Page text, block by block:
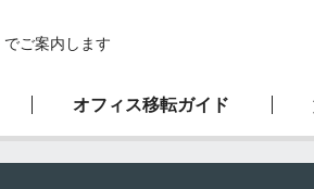
でご案内します
新築物件
オフィス移転ガイド